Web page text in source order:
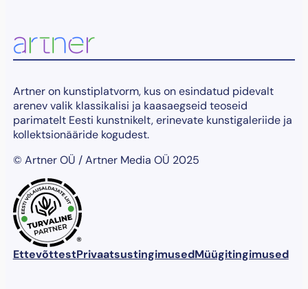
Artner on kunstiplatvorm, kus on esindatud pidevalt
arenev valik klassikalisi ja kaasaegseid teoseid
parimatelt Eesti kunstnikelt, erinevate kunstigaleriide ja
kollektsionääride kogudest.
© Artner OÜ / Artner Media OÜ 2025
®
EttevõttestPrivaatsustingimusedMüügitingimused